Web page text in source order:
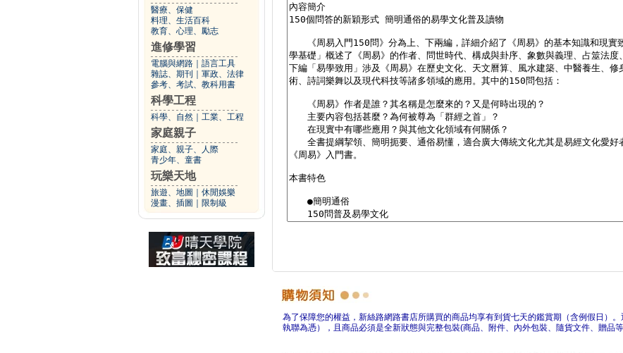
醫療、保健
料理、生活百科
教育、心理、勵志
進修學習
電腦與網路
語言工具
雜誌、期刊
軍政、法律
參考、考試、教科用書
科學工程
科學、自然 工業、工程
家庭親子
家庭、親子、人際
青少年、童書
玩樂天地
旅遊、地圖
休閒娛樂
漫畫、插圖
限制級
為了保障您的權益，新絲路網路書店所購買的商品均享有到貨七天的鑑賞期（含例假日）
執聯為憑），且商品必須是全新狀態與完整包裝(商品、附件、內外包裝、隨貨文件、贈品等